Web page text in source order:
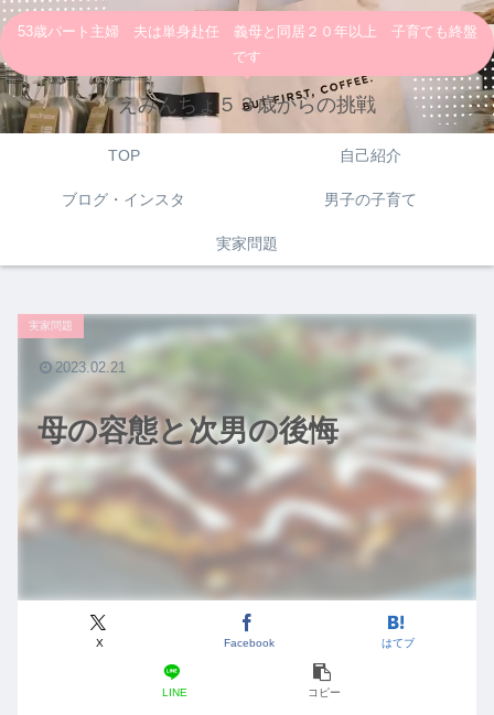
53歳パート主婦 夫は単身赴任 義母と同居２０年以上 子育ても終盤
です
えみんちょ５３歳からの挑戦
TOP 自己紹介
ブログ・インスタ 男子の子育て
実家問題
母の容態と次男の後悔
実家問題
X Facebook はてブ
LINE コピー
2023.02.21